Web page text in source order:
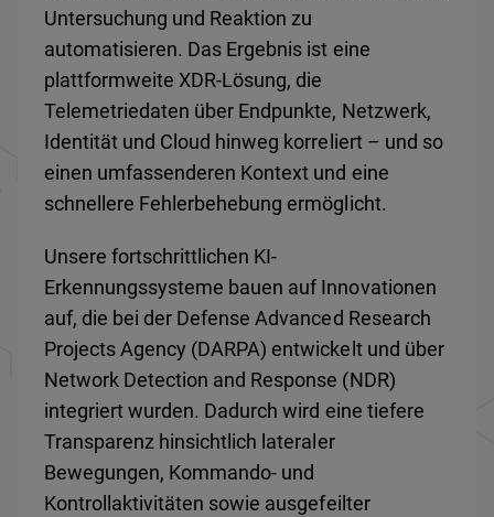
Untersuchung und Reaktion zu
automatisieren. Das Ergebnis ist eine
plattformweite XDR-Lösung, die
Telemetriedaten über Endpunkte, Netzwerk,
Identität und Cloud hinweg korreliert – und so
einen umfassenderen Kontext und eine
schnellere Fehlerbehebung ermöglicht.
Unsere fortschrittlichen KI-
Erkennungssysteme bauen auf Innovationen
auf, die bei der Defense Advanced Research
Projects Agency (DARPA) entwickelt und über
Network Detection and Response (NDR)
integriert wurden. Dadurch wird eine tiefere
Transparenz hinsichtlich lateraler
Bewegungen, Kommando- und
Kontrollaktivitäten sowie ausgefeilter